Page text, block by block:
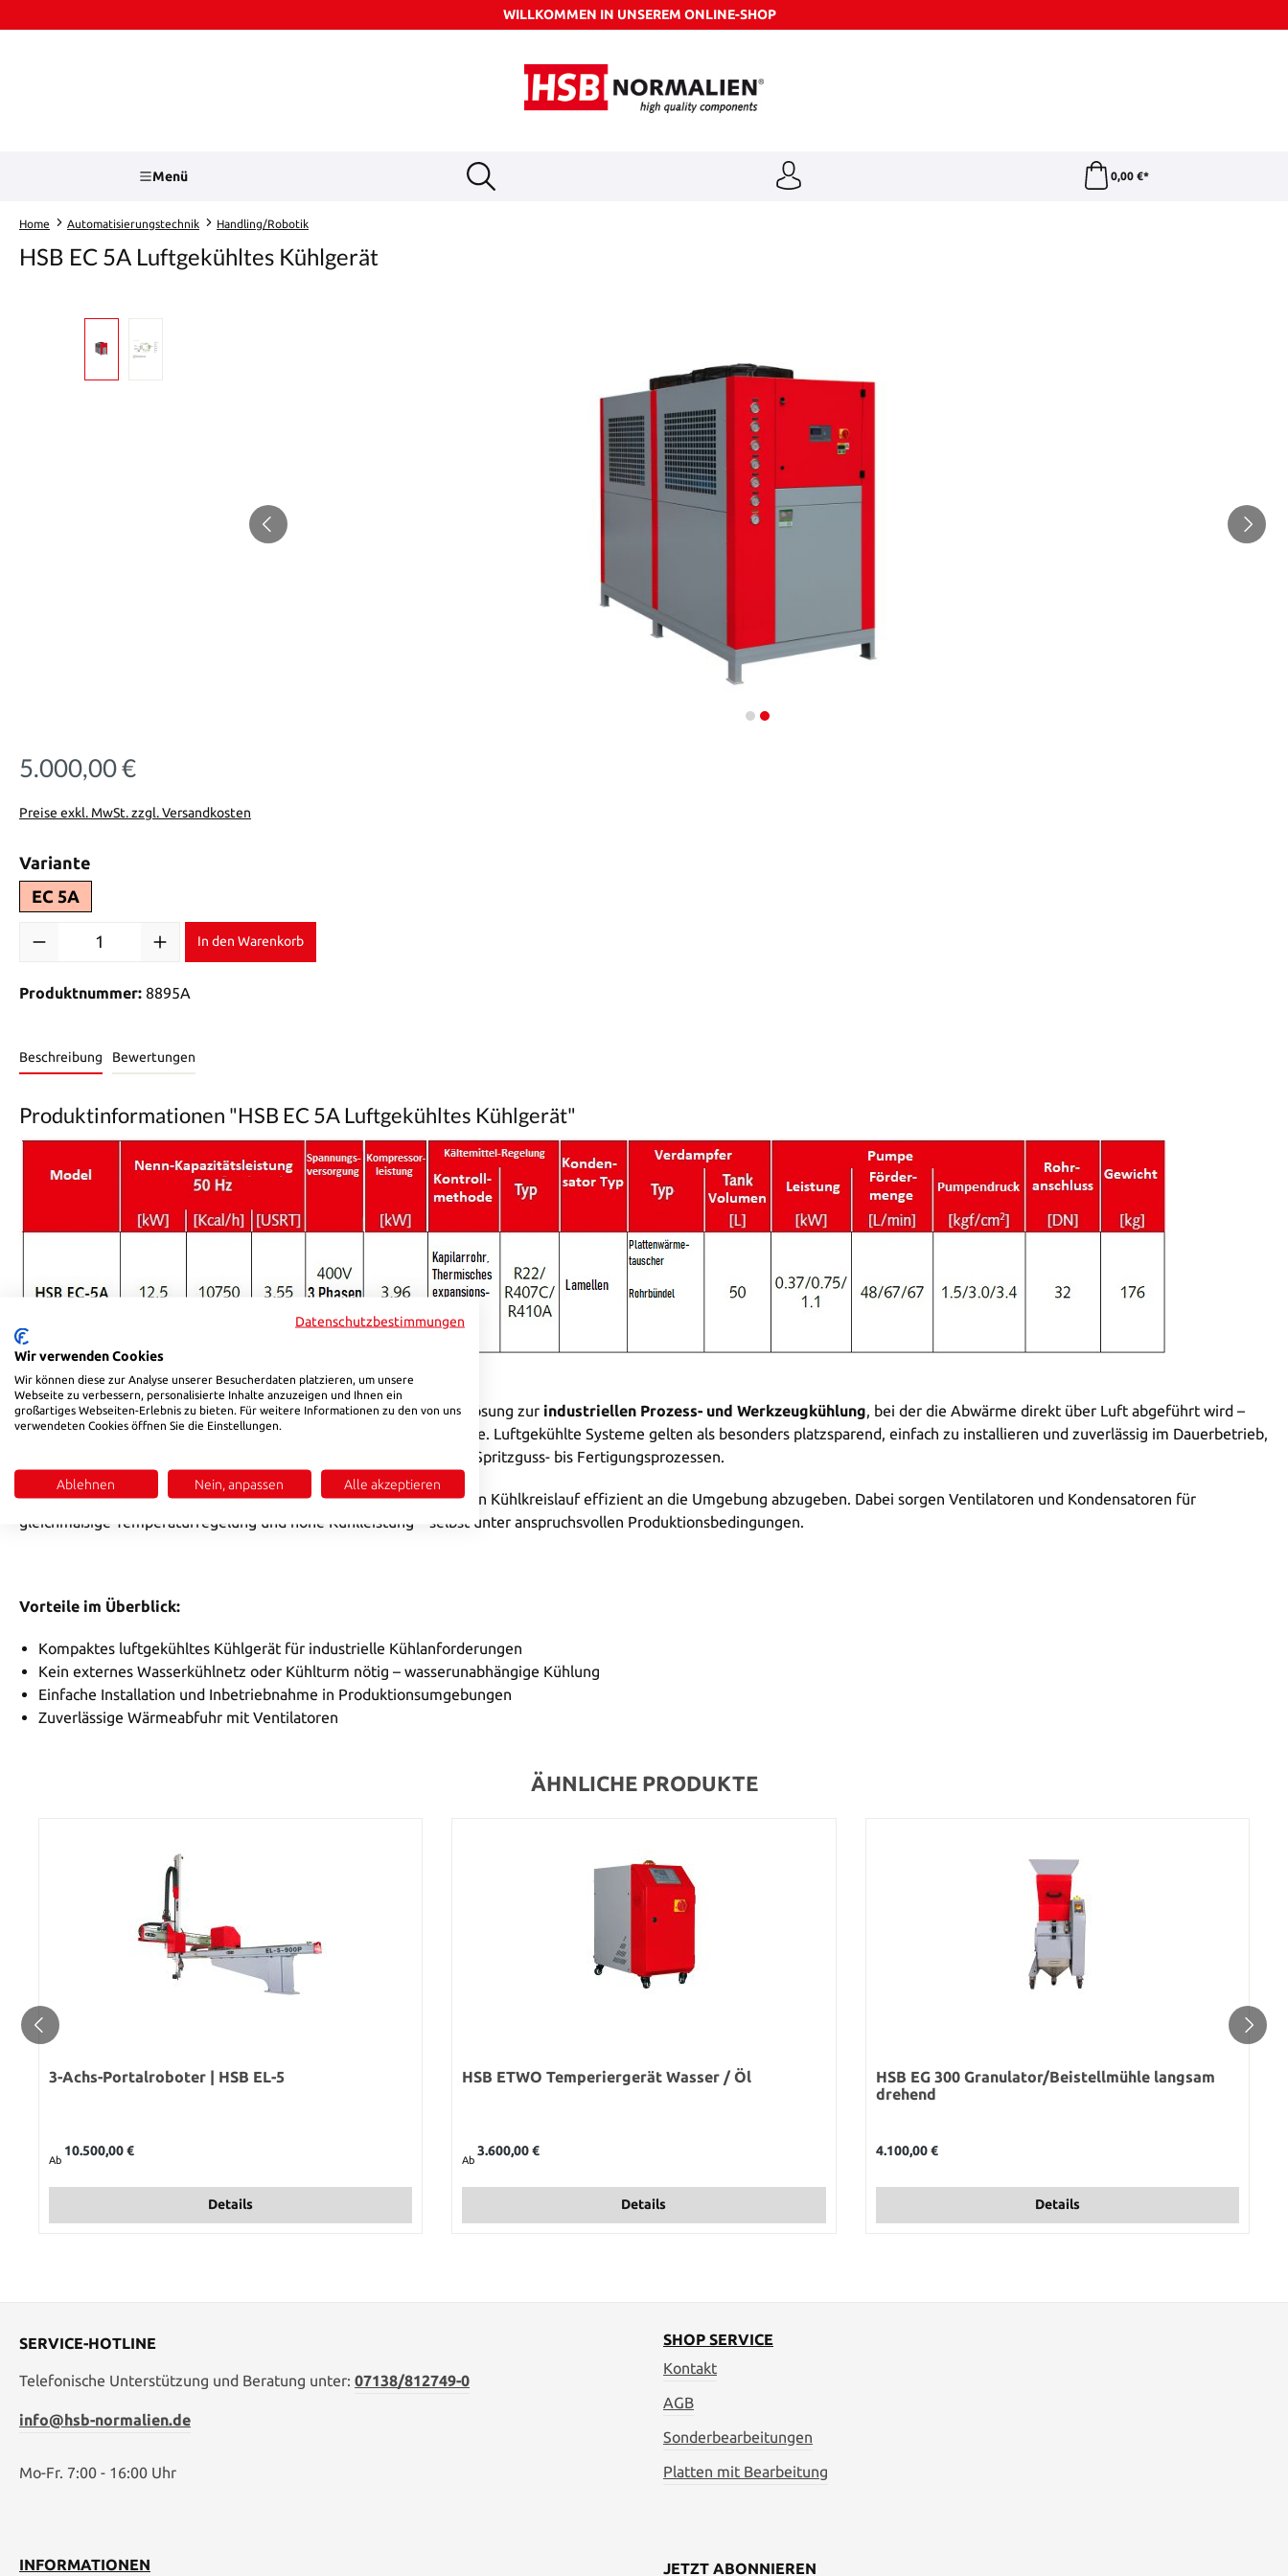
WILLKOMMEN IN UNSEREM ONLINE-SHOP
Menü 0,00 €*
Home Automatisierungstechnik Handling/Robotik
HSB EC 5A Luftgekühltes Kühlgerät
Regulärer Preis:
5.000,00 €
Preise exkl. MwSt. zzgl. Versandkosten
Variante
EC 5A
In den Warenkorb
Produktnummer: 8895A
Beschreibung Bewertungen
Produktinformationen "HSB EC 5A Luftgekühltes Kühlgerät"
Das luftgekühlte Kühlgerät ist eine effiziente und wartungsarme Lösung zur industriellen Prozess- und Werkzeugkühlung, bei der die Abwärme direkt über Luft abgeführt wird –
ganz ohne aufwändige Wasserkreisläufe oder zusätzliche Kühltürme. Luftgekühlte Systeme gelten als besonders platzsparend, einfach zu installieren und zuverlässig im Dauerbetrieb,
und eignen sich ideal für vielfältige industrielle Anwendungen von Spritzguss- bis Fertigungsprozessen.
Das Gerät nutztLuft als Kühlmedium, um Wärme aus dem internen Kühlkreislauf effizient an die Umgebung abzugeben. Dabei sorgen Ventilatoren und Kondensatoren für
gleichmäßige Temperaturregelung und hohe Kühlleistung – selbst unter anspruchsvollen Produktionsbedingungen.
Vorteile im Überblick:
Kompaktes luftgekühltes Kühlgerät für industrielle Kühlanforderungen
Kein externes Wasserkühlnetz oder Kühlturm nötig – wasserunabhängige Kühlung
Einfache Installation und Inbetriebnahme in Produktionsumgebungen
Zuverlässige Wärmeabfuhr mit Ventilatoren
ÄHNLICHE PRODUKTE
3-Achs-Portalroboter | HSB EL-5
Ab
10.500,00 €
Details
HSB ETWO Temperiergerät Wasser / Öl
Ab
3.600,00 €
Details
HSB EG 300 Granulator/Beistellmühle langsam
drehend
4.100,00 €
Details
SERVICE-HOTLINE
Telefonische Unterstützung und Beratung unter: 07138/812749-0
info@hsb-normalien.de
Mo-Fr. 7:00 - 16:00 Uhr
SHOP SERVICE
Kontakt
AGB
Sonderbearbeitungen
Platten mit Bearbeitung
INFORMATIONEN JETZT ABONNIEREN
Datenschutzbestimmungen
Wir verwenden Cookies
Wir können diese zur Analyse unserer Besucherdaten platzieren, um unsere
Webseite zu verbessern, personalisierte Inhalte anzuzeigen und Ihnen ein
großartiges Webseiten-Erlebnis zu bieten. Für weitere Informationen zu den von uns
verwendeten Cookies öffnen Sie die Einstellungen.
Ablehnen Nein, anpassen Alle akzeptieren